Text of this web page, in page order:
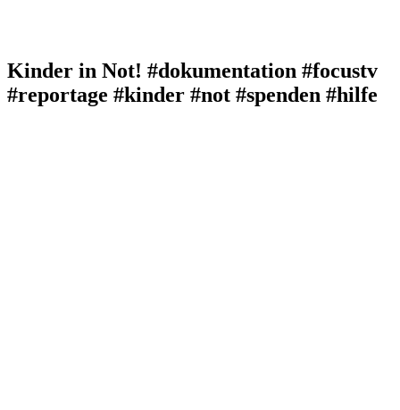
Kinder in Not! #dokumentation #focustv
#reportage #kinder #not #spenden #hilfe